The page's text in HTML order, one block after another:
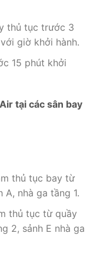
thủ tục trước 3
giờ khởi hành.
15 phút khởi
tại các sân bay
thủ tục bay từ
A, nhà ga tầng 1.
thủ tục từ quầy
2, sảnh E nhà ga